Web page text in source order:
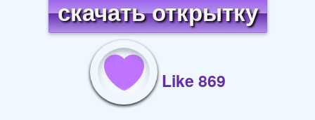
скачать открытку
Like 869